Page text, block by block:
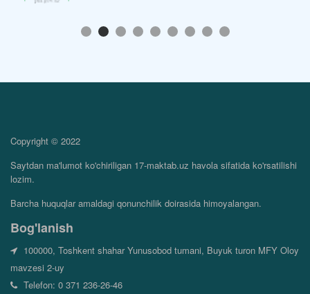
Copyright © 2022
Saytdan ma'lumot ko'chiriligan 17-maktab.uz havola sifatida ko'rsatilishi
lozim.
Barcha huquqlar amaldagi qonunchilik doirasida himoyalangan.
Bog'lanish
100000, Toshkent shahar Yunusobod tumani, Buyuk turon MFY Oloy
mavzesi 2-uy
Telefon: 0 371 236-26-46